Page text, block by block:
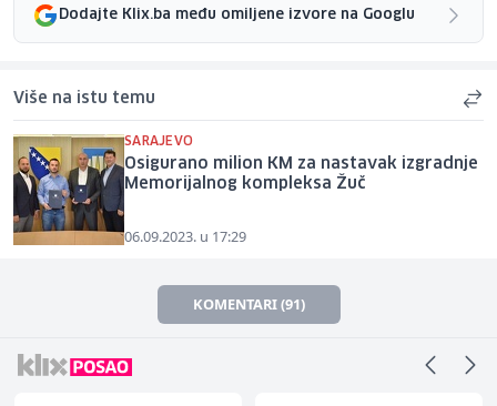
Dodajte Klix.ba među omiljene izvore na Googlu
Više na istu temu
SARAJEVO
Osigurano milion KM za nastavak izgradnje
Memorijalnog kompleksa Žuč
06.09.2023. u 17:29
KOMENTARI (91)